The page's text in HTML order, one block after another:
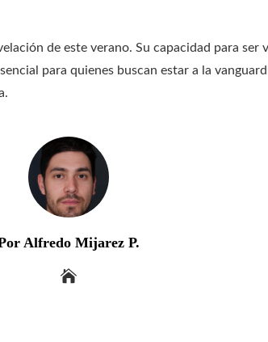
de este verano. Su capacidad para
para quienes buscan estar a la
Alfredo Mijarez P.